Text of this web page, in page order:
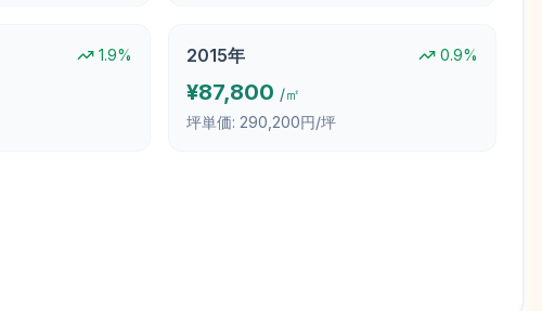
1.9% 2015年 0.9%
¥87,800 /㎡
坪単価: 290,200円/坪